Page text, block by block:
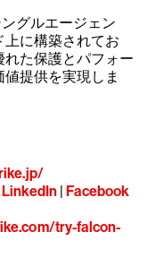
グルエージェン
上に構築されてお
れた保護とパフォー
提供を実現しま
LinkedIn | Facebook
try-falcon-